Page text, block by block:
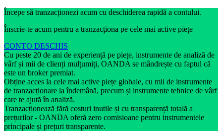
Începe să tranzacționezi acum cu deschiderea rapidă a contului.
Înscrie-te acum pentru a tranzacționa pe cele mai active piețe
CONTO DESCHIS
Cu peste 20 de ani de experiență pe piețe, instrumente de analiză de
vârf și mii de clienți mulțumiți, OANDA se mândrește cu faptul că
este un broker premiat.
Obține acces la cele mai active piețe globale, cu mii de instrumente
de tranzacționare la îndemână, precum și instrumente tehnice de vârf
care te ajută în analiză.
Tranzacționează fără costuri inutile și cu transparență totală a
prețurilor - OANDA oferă zero comisioane pentru instrumentele
principale și prețuri transparente.